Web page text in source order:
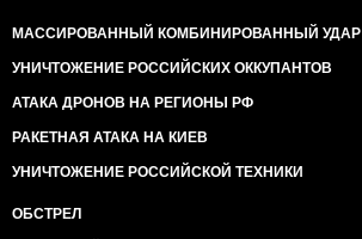
МАССИРОВАННЫЙ КОМБИНИРОВАННЫЙ УДАР
УНИЧТОЖЕНИЕ РОССИЙСКИХ ОККУПАНТОВ
АТАКА ДРОНОВ НА РЕГИОНЫ РФ
РАКЕТНАЯ АТАКА НА КИЕВ
УНИЧТОЖЕНИЕ РОССИЙСКОЙ ТЕХНИКИ
ОБСТРЕЛ